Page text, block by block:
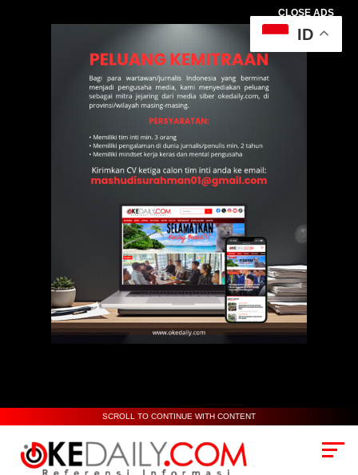
CLOSE ADS
SCROLL TO CONTINUE WITH CONTENT
ID